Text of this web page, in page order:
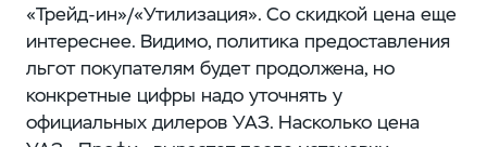
«Трейд-ин»/«Утилизация». Со скидкой цена еще
интереснее. Видимо, политика предоставления
льгот покупателям будет продолжена, но
конкретные цифры надо уточнять у
официальных дилеров УАЗ. Насколько цена